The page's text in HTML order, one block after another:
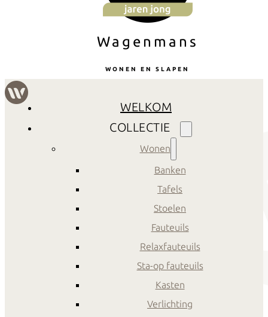
Wagenmans
WONEN EN SLAPEN
WELKOM
COLLECTIE
Wonen
Banken
Tafels
Stoelen
Fauteuils
Relaxfauteuils
Sta-op fauteuils
Kasten
Verlichting